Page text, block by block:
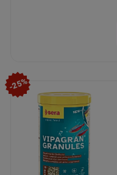
-25%